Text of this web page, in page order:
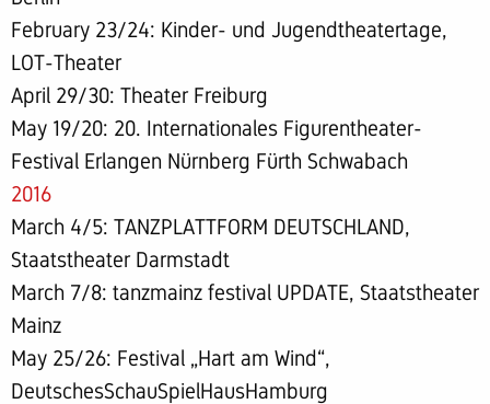
February 23/24: Kinder- und Jugendtheatertage,
LOT-Theater
April 29/30: Theater Freiburg
May 19/20: 20. Internationales Figurentheater-
Festival Erlangen Nürnberg Fürth Schwabach
2016
March 4/5: TANZPLATTFORM DEUTSCHLAND,
Staatstheater Darmstadt
March 7/8: tanzmainz festival UPDATE, Staatstheater
Mainz
May 25/26: Festival „Hart am Wind“,
DeutschesSchauSpielHausHamburg